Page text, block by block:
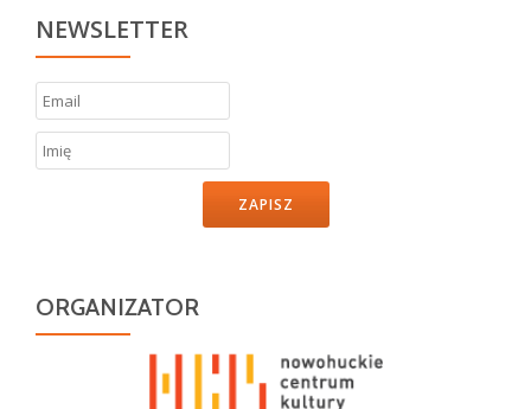
NEWSLETTER
ZAPISZ
ORGANIZATOR